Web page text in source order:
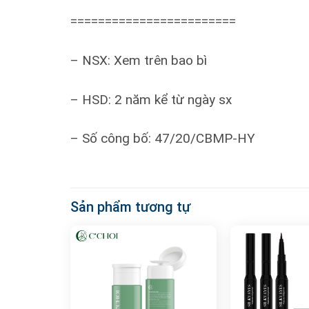
========================
– NSX: Xem trên bao bì
– HSD: 2 năm kể từ ngày sx
– Số công bố: 47/20/CBMP-HY
Sản phẩm tương tự